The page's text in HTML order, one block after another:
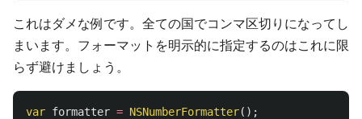
これはダメな例です。全ての国でコンマ区切りになってし
まいます。フォーマットを明示的に指定するのはこれに限
らず避けましょう。
var formatter = NSNumberFormatter();